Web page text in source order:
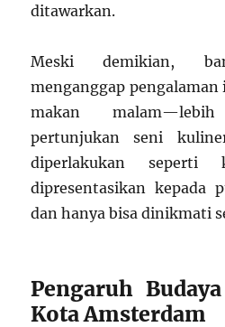
ditawarkan.
Meski demikian,
menganggap
makan
pertunjukan seni
diperlakukan
dipresentasikan kepada
dan hanya bisa dinikmati
Pengaruh
Kota Amsterdam